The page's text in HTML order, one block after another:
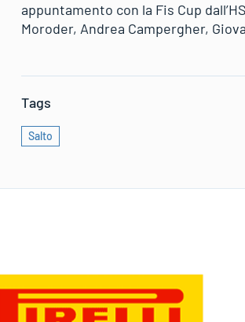
appuntamento con la Fis Cup
Moroder, Andrea Campergher,
Tags
Salto